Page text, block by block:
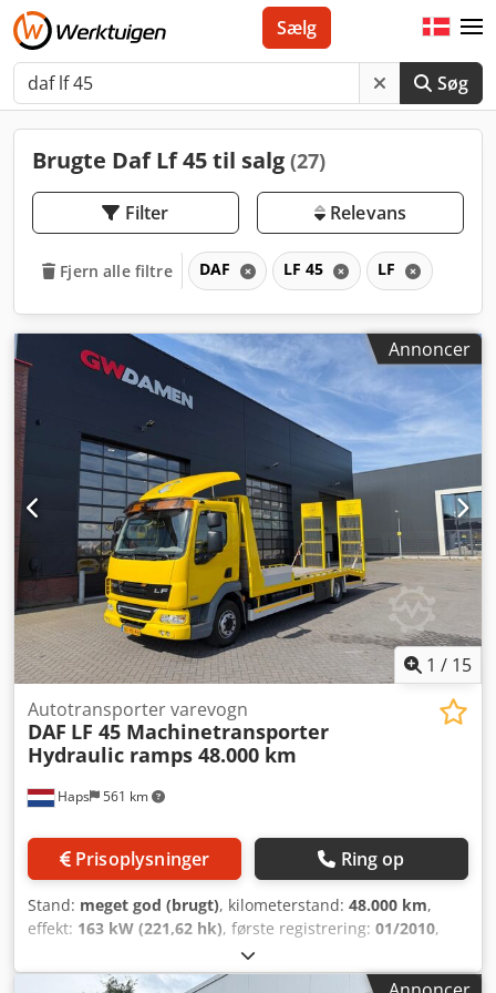
Søg
Sælg
Brugte Daf Lf 45 til salg (27)
Filter Relevans
Fjern alle filtre DAF LF 45 LF
Annoncer
1 / 15
Haps 561 km
Autotransporter varevogn
DAF LF 45 Machinetransporter
Hydraulic ramps 48.000 km
Prisoplysninger Ring op
Stand: meget god (brugt), kilometerstand: 48.000 km,
effekt: 163 kW (221,62 hk), første registrering: 01/2010,
, akslekonfiguration:
akselafstand:5.000 mm, brændstof:diesel, farve:gul,